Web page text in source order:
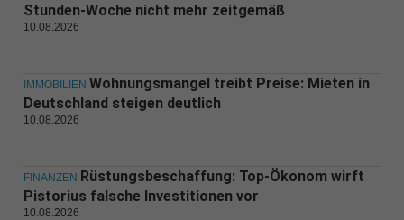
Stunden-Woche nicht mehr zeitgemäß
10.08.2026
IMMOBILIEN Wohnungsmangel treibt Preise: Mieten in
Deutschland steigen deutlich
10.08.2026
FINANZEN Rüstungsbeschaffung: Top-Ökonom wirft
Pistorius falsche Investitionen vor
10.08.2026